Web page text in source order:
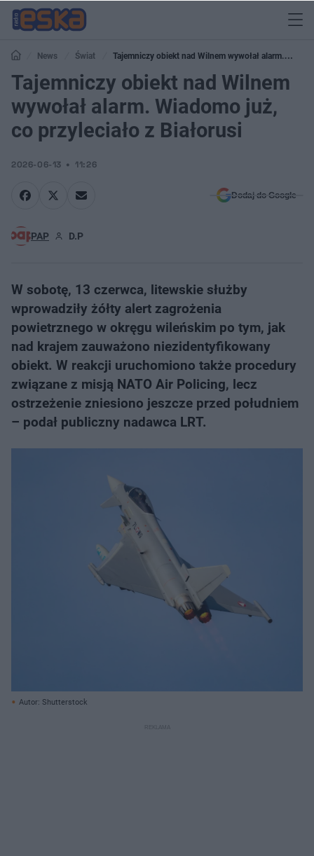
News Świat
Tajemniczy obiekt nad Wilnem wywołał alarm.
Wiadomo już, co przyleciało z Białorusi
Tajemniczy obiekt nad Wilnem
wywołał alarm. Wiadomo już,
co przyleciało z Białorusi
2026-06-13 11:26
Dodaj do Google
PAP D.P
W sobotę, 13 czerwca, litewskie służby
wprowadziły żółty alert zagrożenia
powietrznego w okręgu wileńskim po tym, jak
nad krajem zauważono niezidentyfikowany
obiekt. W reakcji uruchomiono także procedury
związane z misją NATO Air Policing, lecz
ostrzeżenie zniesiono jeszcze przed południem
– podał publiczny nadawca LRT.
Autor: Shutterstock